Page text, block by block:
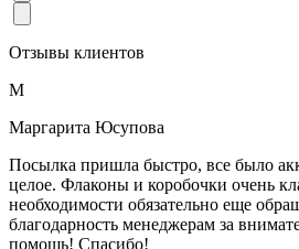
Отзывы клиентов
М
Маргарита Юсупова
Посылка пришла быстро, все было
целое. Флаконы и коробочки очень
необходимости обязательно еще
благодарность менеджерам за
помощь! Спасибо!